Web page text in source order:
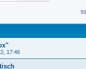
17:46